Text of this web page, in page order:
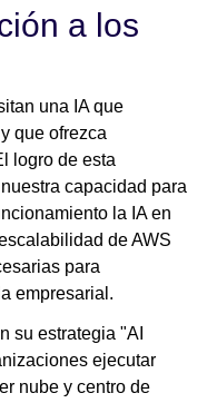
a los
una IA que
que ofrezca
logro de esta
capacidad para
la IA en
de AWS
para
empresarial.
su estrategia "AI
ejecutar
nube y centro de